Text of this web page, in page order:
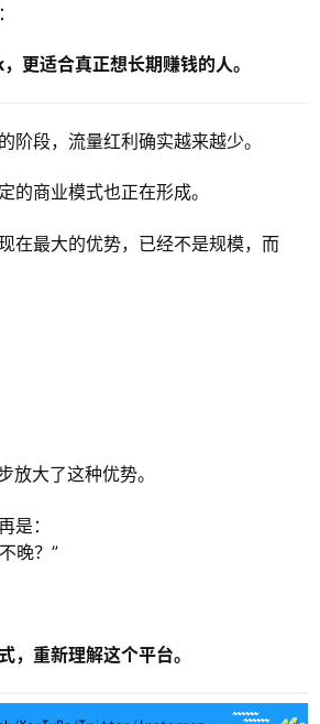
更适合真正想长期赚钱的人。
阶段，流量红利确实越来越少。
的商业模式也正在形成。
在最大的优势，已经不是规模，而
放大了这种优势。
是：
晚？”
，重新理解这个平台。